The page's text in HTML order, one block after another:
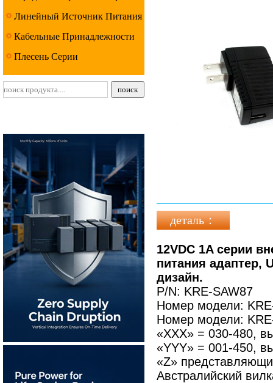
Линейный Источник Питания
Серии
Кабельные Принадлежности
Серии
Плесень Серии
деталь：
12VDC 1A серии
питания адаптер,
дизайн.
P/N: KRE-SAW87
Номер модели:
Номер модели:
«XXX» = 030-480,
«YYY» = 001-450,
«Z»
Австралийский